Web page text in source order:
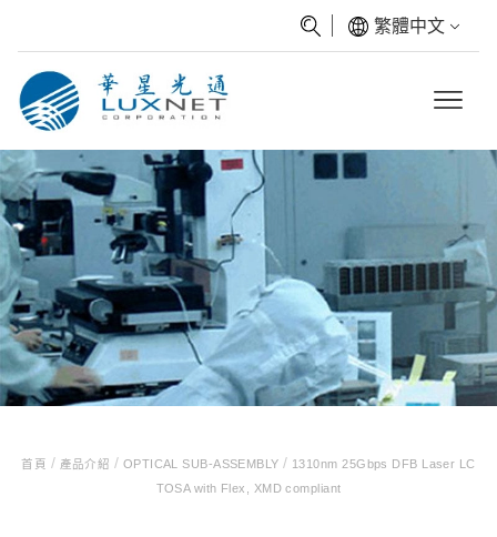
繁體中文
首頁 / 產品介紹 / OPTICAL SUB-ASSEMBLY/ 1310nm 25Gbps DFB Laser LC
TOSA with Flex, XMD compliant